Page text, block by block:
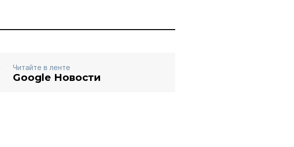
Читайте в ленте
Google Новости